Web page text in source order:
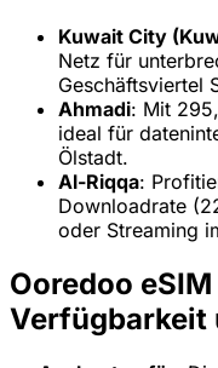
Kuwait City
Netz für
Geschäftsviertel
Ahmadi: Mit
ideal für
Ölstadt.
Al-Riqqa:
Downloadrate
oder Streaming
Ooredoo
Verfügbarkeit